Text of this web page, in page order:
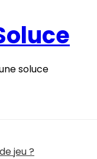
soluce
jeu ?